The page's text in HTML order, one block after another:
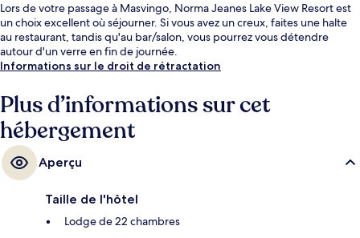
Lors de votre passage à Masvingo, Norma Jeanes Lake View Resort est
un choix excellent où séjourner. Si vous avez un creux, faites une halte
au restaurant, tandis qu'au bar/salon, vous pourrez vous détendre
autour d'un verre en fin de journée.
Informations sur le droit de rétractation
Plus d’informations sur cet
hébergement
Aperçu
Taille de l'hôtel
Lodge de 22 chambres